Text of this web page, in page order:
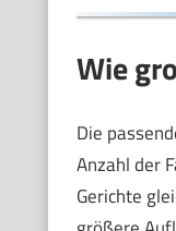
Wie
Die
Anzahl der
Gerichte